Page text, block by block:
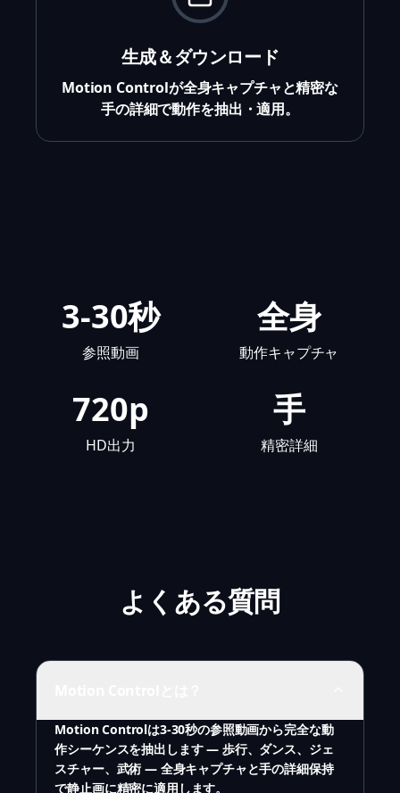
生成＆ダウンロード
Motion Controlが全身キャプチャと精密な
手の詳細で動作を抽出・適用。
3-30秒
参照動画
全身
動作キャプチャ
720p
HD出力
手
精密詳細
よくある質問
Motion Controlは3-30秒の参照動画から完全な動
作シーケンスを抽出します — 歩行、ダンス、ジェ
スチャー、武術 — 全身キャプチャと手の詳細保持
で静止画に精密に適用します。